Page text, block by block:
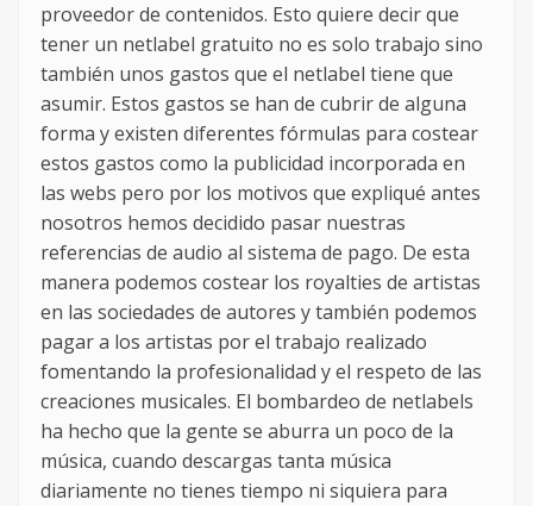
proveedor de contenidos. Esto quiere decir que
tener un netlabel gratuito no es solo trabajo sino
también unos gastos que el netlabel tiene que
asumir. Estos gastos se han de cubrir de alguna
forma y existen diferentes fórmulas para costear
estos gastos como la publicidad incorporada en
las webs pero por los motivos que expliqué antes
nosotros hemos decidido pasar nuestras
referencias de audio al sistema de pago. De esta
manera podemos costear los royalties de artistas
en las sociedades de autores y también podemos
pagar a los artistas por el trabajo realizado
fomentando la profesionalidad y el respeto de las
creaciones musicales. El bombardeo de netlabels
ha hecho que la gente se aburra un poco de la
música, cuando descargas tanta música
diariamente no tienes tiempo ni siquiera para